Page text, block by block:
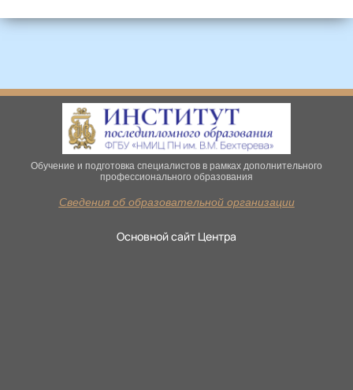
Обучение и подготовка специалистов в рамках дополнительного
профессионального образования
Сведения об образовательной организации
Основной сайт Центра